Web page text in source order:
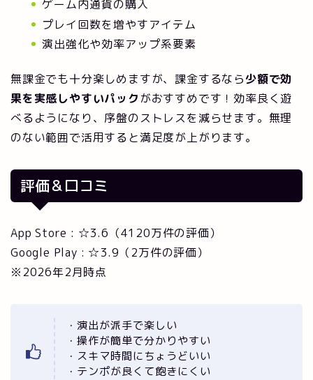
ゲーム内通貨の購入
プレイ回数を増やすアイテム
演出強化や効率アップ系要素
無課金でも十分楽しめますが、課金するなら少額で効
果を実感しやすいパック がおすすめです！効率良く遊
べるようになり、序盤のストレスを減らせます。無理
のない範囲で活用すると満足度が上がります。
評価＆口コミ
App Store : ☆3.6（4120万件の評価）
Google Play : ☆3.9（2万件の評価）
※2026年2月時点
・演出が派手で楽しい
・操作が簡単で分かりやすい
・スキマ時間にちょうどいい
・テンポが良くて飽きにくい